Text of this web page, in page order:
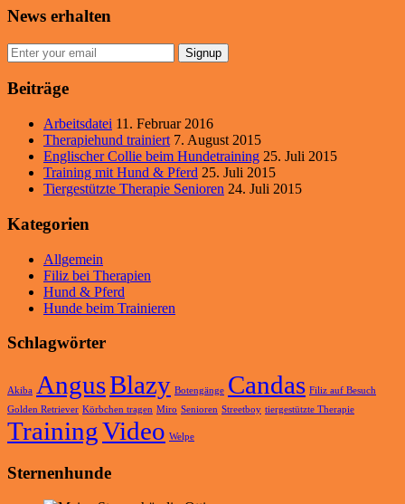
News erhalten
Signup
Beiträge
Arbeitsdatei 11. Februar 2016
Therapiehund trainiert 7. August 2015
Englischer Collie beim Hundetraining 25. Juli 2015
Training mit Hund & Pferd 25. Juli 2015
Tiergestützte Therapie Senioren 24. Juli 2015
Kategorien
Allgemein
Filiz bei Therapien
Hund & Pferd
Hunde beim Trainieren
Schlagwörter
Akiba AngusBlazy Botengänge Candas Filiz auf Besuch
Golden Retriever Körbchen tragen Miro Senioren Streetboy tiergestützte Therapie
TrainingVideo Welpe
Sternenhunde